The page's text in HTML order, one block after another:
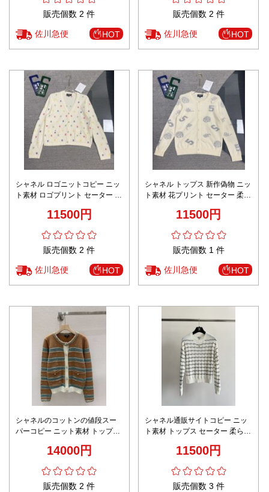
販売個数 2 件
佐川急便 HOT
販売個数 2 件
佐川急便 HOT
シャネル ロゴニットコピー ニッ
ト素材 ロゴプリント セーター 柔
11500円
販売個数 2 件
佐川急便 HOT
シャネル トップス 新作偽物 ニッ
ト素材 花プリント セーター 柔ら
11500円
販売個数 1 件
佐川急便 HOT
シャネルのコットンの値段スー
パーコピー ニット素材 トップス
14000円
販売個数 2 件
シャネル通販サイトコピー ニッ
ト素材 トップス セーター 柔らか
11500円
販売個数 3 件